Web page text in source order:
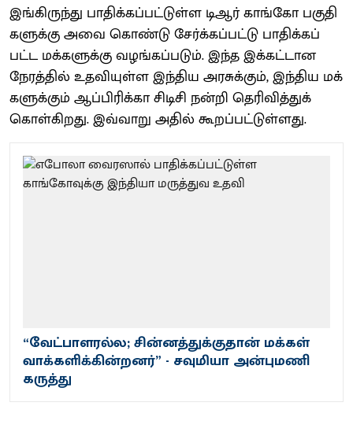
இங்​கிருந்து பாதிக்​கப்​பட்​டுள்ள டிஆர் காங்கோ பகு​தி​
களுக்கு அவை கொண்டு சேர்க்​கப்​பட்டு பாதிக்​கப்​
பட்ட மக்​களுக்கு வழங்கப்​படும். இந்த இக்​கட்​டான
நேரத்​தில் உதவி​யுள்ள இந்​திய அரசுக்கும், இந்​திய மக்​
களுக்​கும் ஆப்​பிரிக்கா சிடிசி நன்றி தெரிவித்​துக்
கொள்​கிறது. இவ்​வாறு அதில்​ கூறப்​பட்​டுள்​ளது.
“வேட்பாளரல்ல; சின்னத்துக்குதான் மக்கள்
வாக்களிக்கின்றனர்” - சவுமியா அன்புமணி
கருத்து